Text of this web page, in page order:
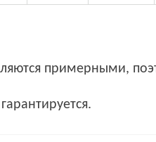
примерными,